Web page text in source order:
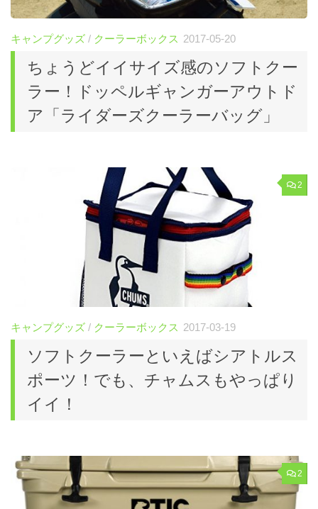
キャンプグッズ / クーラーボックス 2017-05-20
ちょうどイイサイズ感のソフトクー
ラー！ドッペルギャンガーアウトド
ア「ライダーズクーラーバッグ」
2
キャンプグッズ / クーラーボックス 2017-03-19
ソフトクーラーといえばシアトルス
ポーツ！でも、チャムスもやっぱり
イイ！
2